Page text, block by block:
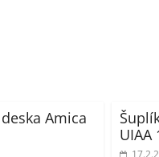
Amica
UIAA